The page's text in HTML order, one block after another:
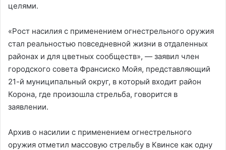
целями.
«Рост насилия с применением огнестрельного оружия
стал реальностью повседневной жизни в отдаленных
районах и для цветных сообществ», — заявил член
городского совета Франсиско Мойя, представляющий
21-й муниципальный округ, в который входит район
Корона, где произошла стрельба, говорится в
заявлении.
Архив о насилии с применением огнестрельного
оружия отметил массовую стрельбу в Квинсе как одну